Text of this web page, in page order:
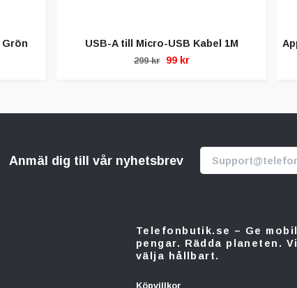
USB-A till Micro-USB Kabel 1M
299 kr 99 kr
Anmäl dig till vår nyhetsbrev
Telefonbutik.se – Ge
pengar. Rädda planeten.
välja hållbart.
Köpvillkor